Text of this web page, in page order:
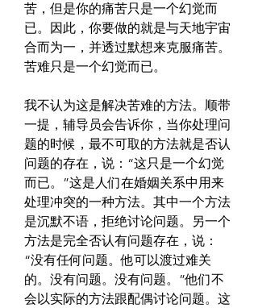
苦，但是你的痛苦只是一个幻觉而
已。因此，你要做的就是与天地宇宙
合而为一，并透过默想来克服痛苦。
苦难只是一个幻觉而已。
我不认为这是解决苦难的方法。顺带
一提，辅导员会告诉你，当你处理问
题的时候，最不可取的方法就是否认
问题的存在，说：“这只是一个幻觉
而已。”这是人们在婚姻关系中用来
处理冲突的一种方法。其中一个方法
是沉默不语，拒绝讨论问题。另一个
方法是完全否认有问题存在，说：
“没有任何问题。他可以渡过难关
的。没有问题。没有问题。”他们不
会以实际的方法跟配偶讨论问题。这